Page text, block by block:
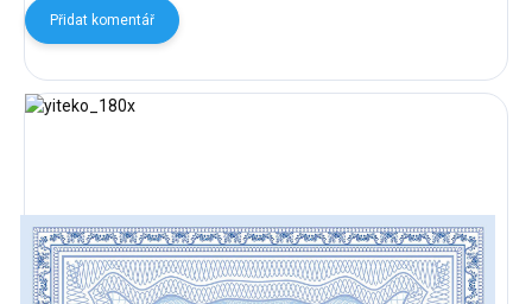
Přidat komentář